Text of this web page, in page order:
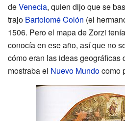
deVenecia, quien dijo que se
trajo Bartolomé Colón (el
1506. Pero el mapa de Zorzi
conocía en ese año, así que no
cómo eran las ideas geográficas
mostraba el Nuevo Mundocomo